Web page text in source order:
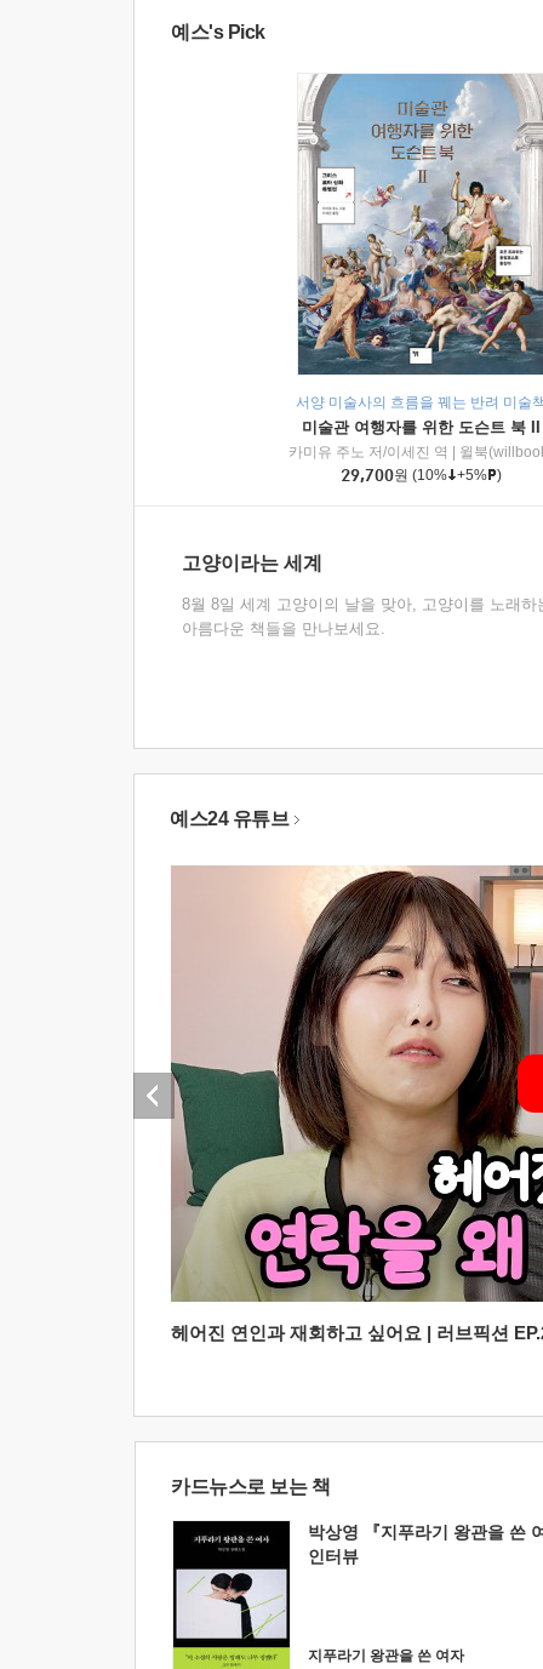
예스's Pick
서양 미술사의 흐름을 꿰는 반려 미술
미술관 여행자를 위한 도슨트 북 II
카미유 주노 저/이세진 역
윌북
29,700원 (10% +5% )
고양이라는 세계
8월 8일 세계 고양이의 날을 맞아, 고양이를 노래하
아름다운 책들을 만나보세요.
예스24 유튜브
헤어진 연인과 재회하고 싶어요 | 러브픽션
카드뉴스로 보는 책
박상영 『지푸라기 왕관을 쓴
인터뷰
지푸라기 왕관을 쓴 여자